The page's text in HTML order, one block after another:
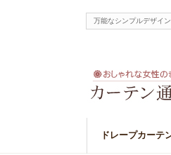
万能なシンプルデザイ
ドレープカーテ